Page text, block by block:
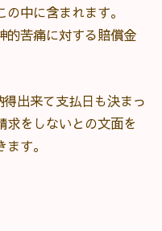
中に含まれます。
的苦痛に対する賠償金
出来て支払日も決まっ
求をしないとの文面を
す。